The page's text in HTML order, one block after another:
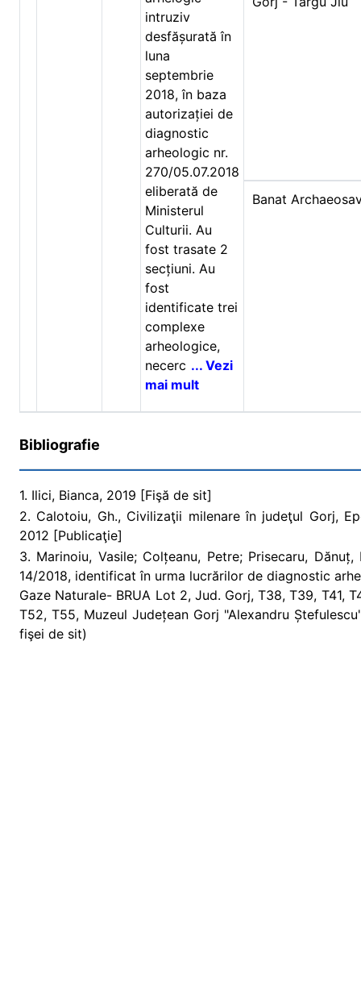
intruziv
desfășurată în
luna
septembrie
2018, în baza
autorizației de
diagnostic
arheologic nr.
270/05.07.2018
eliberată de
Ministerul
Culturii. Au
fost trasate 2
secțiuni. Au
fost
identificate trei
complexe
arheologice,
necerc ... Vezi
mai mult
Banat
Bibliografie
1. Ilici, Bianca, 2019 [Fişă de sit]
2. Calotoiu, Gh., Civilizaţii milenare în judeţul Gorj,
2012 [Publicaţie]
3. Marinoiu, Vasile; Colțeanu, Petre; Prisecaru,
14/2018, identificat în urma lucrărilor de diagnostic
Gaze Naturale- BRUA Lot 2, Jud. Gorj, T38, T39, T41,
T52, T55, Muzeul Județean Gorj "Alexandru
fişei de sit)